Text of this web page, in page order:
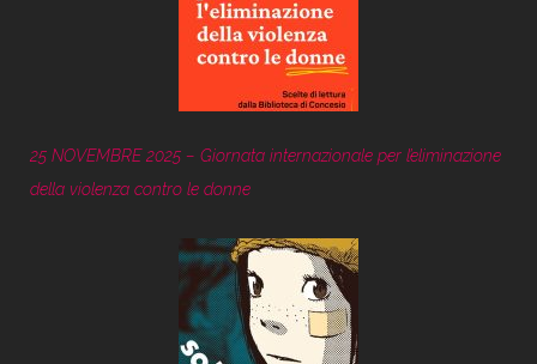
25 NOVEMBRE 2025 – Giornata internazionale per l’eliminazione
della violenza contro le donne